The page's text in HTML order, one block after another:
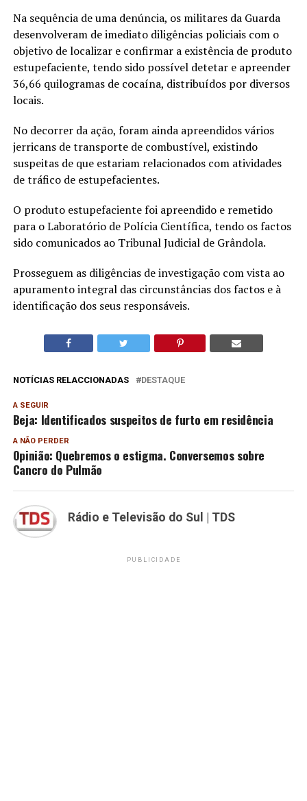
Na sequência de uma denúncia, os militares da Guarda
desenvolveram de imediato diligências policiais com o
objetivo de localizar e confirmar a existência de produto
estupefaciente, tendo sido possível detetar e apreender
36,66 quilogramas de cocaína, distribuídos por diversos
locais.
No decorrer da ação, foram ainda apreendidos vários
jerricans de transporte de combustível, existindo
suspeitas de que estariam relacionados com atividades
de tráfico de estupefacientes.
O produto estupefaciente foi apreendido e remetido
para o Laboratório de Polícia Científica, tendo os factos
sido comunicados ao Tribunal Judicial de Grândola.
Prosseguem as diligências de investigação com vista ao
apuramento integral das circunstâncias dos factos e à
identificação dos seus responsáveis.
NOTÍCIAS RELACCIONADAS DESTAQUE
A SEGUIR
Beja: Identificados suspeitos de furto em residência
A NÃO PERDER
Opinião: Quebremos o estigma. Conversemos sobre
Cancro do Pulmão
Rádio e Televisão do Sul | TDS
PUBLICIDADE